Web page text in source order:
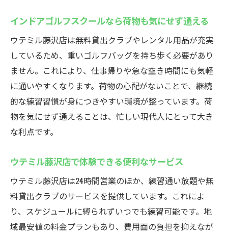
インドアゴルフスクールなら荷物も気にせず通える
ウテミル藤沢店は無料貸出クラブやレンタル用品が充実
しているため、重いゴルフバッグを持ち歩く必要があり
ません。これにより、仕事帰りや急な空き時間にも気軽
に通いやすくなります。荷物の心配がないことで、継続
的な練習習慣が身につきやすい環境が整っています。荷
物を気にせず通えることは、忙しい現代人にとって大き
な利点です。
ウテミル藤沢店で体験できる便利なサービス
ウテミル藤沢店は24時間営業のほか、練習通い放題や無
料貸出クラブのサービスを提供しています。これによ
り、スケジュールに縛られずいつでも練習可能です。地
域最安値の料金プランもあり、費用面の負担を抑えなが